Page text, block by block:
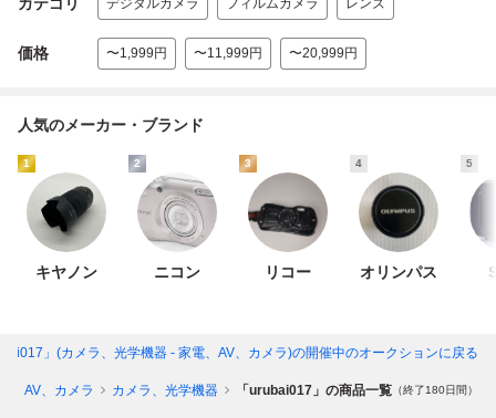
デジタルカメラ フィルムカメラ レンズ
価格 〜1,999円 〜11,999円 〜20,999円
人気のメーカー・ブランド
1
キヤノン
2
ニコン
3
リコー
4
オリンパス
5
」(カメラ、光学機器 - 家電、AV、カメラ)の開催中のオークションに戻る
、AV、カメラ カメラ、光学機器 「urubai017」の商品一覧 （終了180日間）